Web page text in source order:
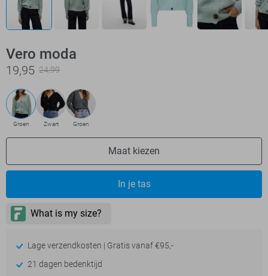
Vero moda
19,95 24,99
Groen Zwart Groen
Maat kiezen
In je tas
Lage verzendkosten | Gratis vanaf €95,-
21 dagen bedenktijd